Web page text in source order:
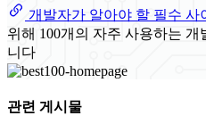
개발자가 알아야 할 필수 사
위해 100개의 자주 사용하는
니다
관련 게시물